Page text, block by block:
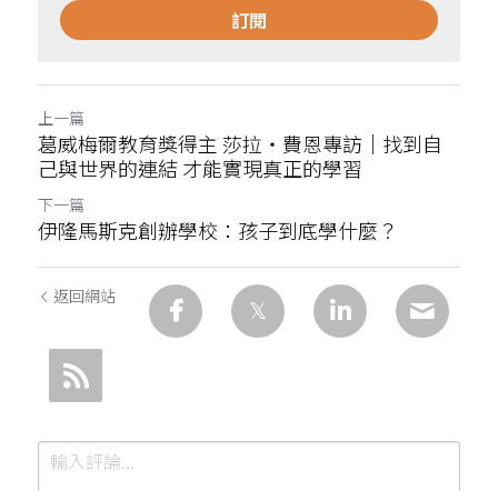
訂閱
上一篇
葛威梅爾教育獎得主 莎拉・費恩專訪｜找到自
己與世界的連結 才能實現真正的學習
下一篇
伊隆馬斯克創辦學校：孩子到底學什麼？
返回網站